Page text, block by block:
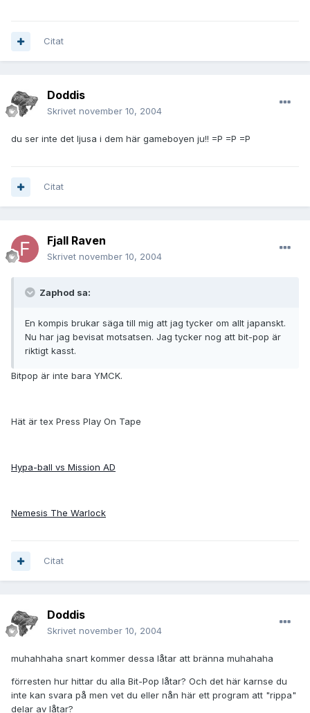
Citat
Doddis
Skrivet november 10, 2004
du ser inte det ljusa i dem här gameboyen ju!! =P =P =P
Citat
Fjall Raven
Skrivet november 10, 2004
Zaphod sa:
En kompis brukar säga till mig att jag tycker om allt japanskt.
Nu har jag bevisat motsatsen. Jag tycker nog att bit-pop är
riktigt kasst.
Bitpop är inte bara YMCK.
Hät är tex Press Play On Tape
Hypa-ball vs Mission AD
Nemesis The Warlock
Citat
Doddis
Skrivet november 10, 2004
muhahhaha snart kommer dessa låtar att bränna muhahaha
förresten hur hittar du alla Bit-Pop låtar? Och det här karnse du
inte kan svara på men vet du eller nån här ett program att "rippa"
delar av låtar?